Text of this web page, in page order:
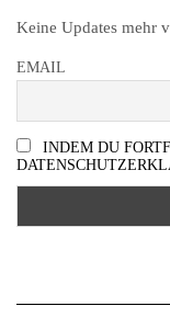
Keine Updates mehr
EMAIL
INDEM DU